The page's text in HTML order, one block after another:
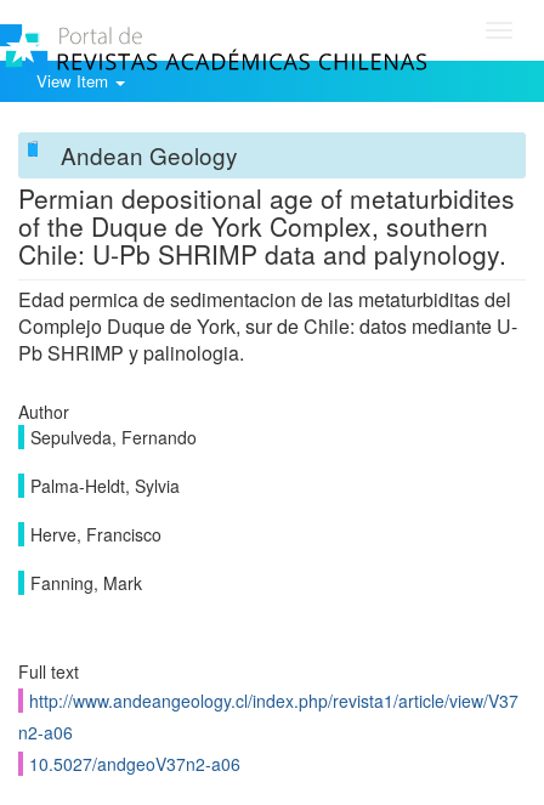
View Item
Andean Geology
Permian depositional age of metaturbidites
of the Duque de York Complex, southern
Chile: U-Pb SHRIMP data and palynology.
Edad permica de sedimentacion de las metaturbiditas del
Complejo Duque de York, sur de Chile: datos mediante U-
Pb SHRIMP y palinologia.
Author
Sepulveda, Fernando
Palma-Heldt, Sylvia
Herve, Francisco
Fanning, Mark
Full text
http://www.andeangeology.cl/index.php/revista1/article/view/V37
n2-a06
10.5027/andgeoV37n2-a06